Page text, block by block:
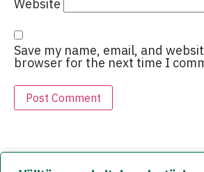
Website
Save my name, email, and
browser for the next time I